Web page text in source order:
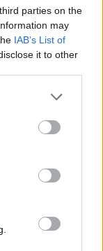
parties on the
may
IAB’s List of
it to other